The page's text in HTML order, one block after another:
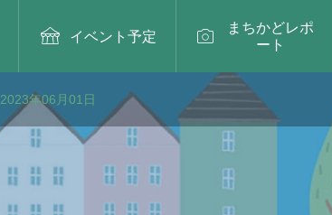
 イベント予定 
まちかどレポ
ート
2023年06月01日